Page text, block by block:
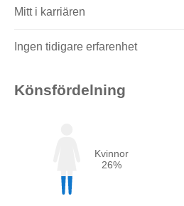
Mitt i karriären
Ingen tidigare erfarenhet
Könsfördelning
Kvinnor
26%